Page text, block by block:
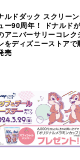
ルドダック スクリー
ー90周年！ ドナルド
アニバーサリーコレク
をディズニーストアで
売